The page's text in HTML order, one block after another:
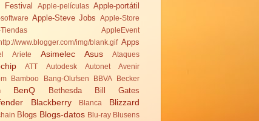
Festival
Apple-películas Apple-portátil
Apple-Steve Jobs
Apple-Store
AppleEvent
www.blogger.com/img/blank.gif Apps
Ariete Asimelec Asus Ataques
ATT Autodesk Autonet
Avenir
Bamboo Bang-Olufsen BBVA Becker
BenQ Bethesda Bill Gates
Blackberry Blanca Blizzard
Blogs Blogs-datos Blu-ray Blusens